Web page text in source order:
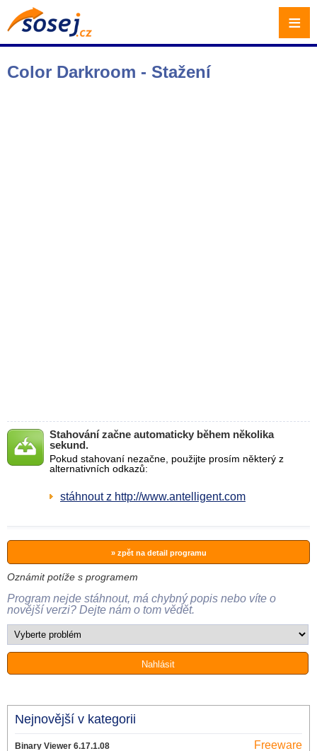
Color Darkroom - Stažení
Stahování začne automaticky během několika
sekund.
Pokud stahovaní nezačne, použijte prosím některý z
alternativních odkazů:
stáhnout z http://www.antelligent.com
» zpět na detail programu
Oznámit potíže s programem
Program nejde stáhnout, má chybný popis nebo víte o
novější verzi? Dejte nám o tom vědět.
Nejnovější v kategorii
Binary Viewer 6.17.1.08 Freeware
≡